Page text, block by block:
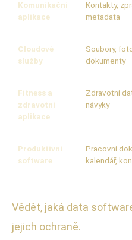
Komunikační
aplikace
Kontakty,
metadata
Cloudové
služby
Soubory,
dokumenty
Fitness a
zdravotní
aplikace
Zdravotní
návyky
Produktivní
software
Pracovní
kalendář,
Vědět, jaká data
jejich ochraně.